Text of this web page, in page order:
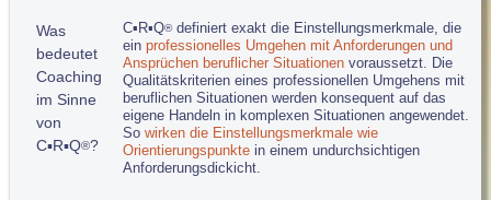
Impressum
Datenschutz/Haftung
E-Mail an Webmaster
www.c-r-q.com
Was
bedeutet
Coaching
im Sinne
von
C▪R▪Q®?
C▪R▪Q®definiert exakt die Einstellungsmerkmale, die
einprofessionelles Umgehen mit Anforderungen und
Ansprüchen beruflicher Situationen voraussetzt. Die
Qualitätskriterien eines professionellen Umgehens mit
beruflichen Situationen werden konsequent auf das
eigene Handeln in komplexen Situationen angewendet.
Sowirken die Einstellungsmerkmale wie
Orientierungspunkte in einem undurchsichtigen
Anforderungsdickicht.